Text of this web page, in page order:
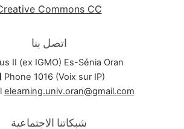
Commons CC
اتصل بنا
II (ex IGMO) Es-Sénia Oran
Phone 1016 (Voix sur IP)
elearning.univ.oran@gmail.com
شبكاتنا الاجتماعية